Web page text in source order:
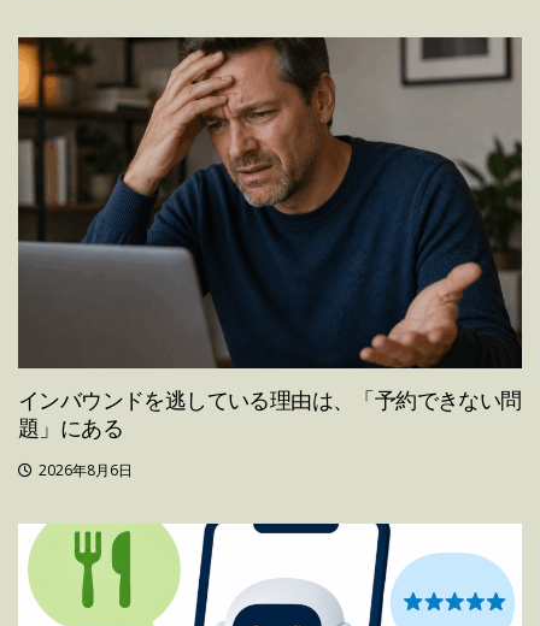
インバウンドを逃している理由は、「予約できない問
題」にある
2026年8月6日